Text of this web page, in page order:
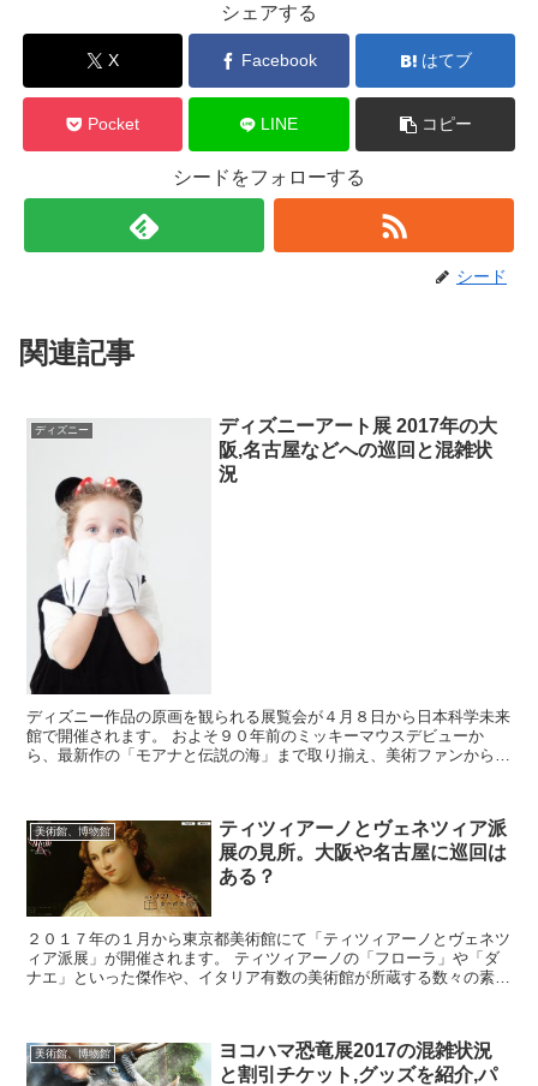
シェアする
X Facebook はてブ
Pocket LINE コピー
シードをフォローする
シード
関連記事
ディズニー
ディズニーアート展 2017年の大
阪,名古屋などへの巡回と混雑状
況
ディズニー作品の原画を観られる展覧会が４月８日から日本科学未来
館で開催されます。 およそ９０年前のミッキーマウスデビューか
ら、最新作の「モアナと伝説の海」まで取り揃え、美術ファンから、
美術館、博物館
ティツィアーノとヴェネツィア派
展の見所。大阪や名古屋に巡回は
ある？
２０１７年の１月から東京都美術館にて「ティツィアーノとヴェネツ
ィア派展」が開催されます。 ティツィアーノの「フローラ」や「ダ
ナエ」といった傑作や、イタリア有数の美術館が所蔵する数々の素晴
美術館、博物館
ヨコハマ恐竜展2017の混雑状況
と割引チケット,グッズを紹介,パ